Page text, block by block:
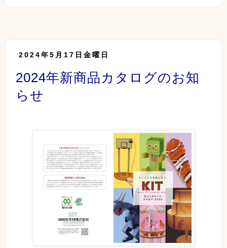
2024年5月17日金曜日
2024年新商品カタログのお知
らせ